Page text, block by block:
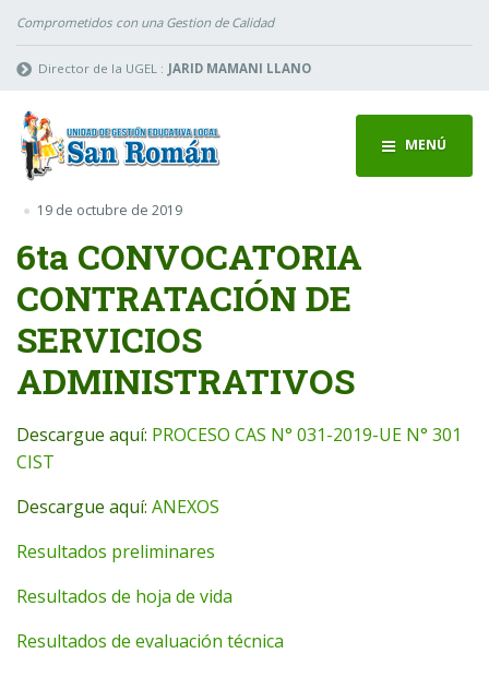
Comprometidos con una Gestion de Calidad
Director de la UGEL : JARID MAMANI LLANO
MENÚ
19 de octubre de 2019
6ta CONVOCATORIA
CONTRATACIÓN DE
SERVICIOS
ADMINISTRATIVOS
Descargue aquí: PROCESO CAS N° 031-2019-UE N° 301
CIST
Descargue aquí: ANEXOS
Resultados preliminares
Resultados de hoja de vida
Resultados de evaluación técnica